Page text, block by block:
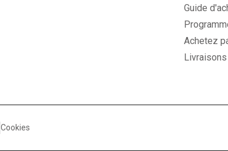
Guide
Achetez
Livraisons
Cookies